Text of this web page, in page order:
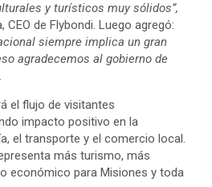
y turísticos muy sólidos”,
de Flybondi. Luego agregó:
siempre implica un gran
agradecemos al gobierno de
el flujo de visitantes
impacto positivo en la
el transporte y el comercio local.
más turismo, más
económico para Misiones y toda